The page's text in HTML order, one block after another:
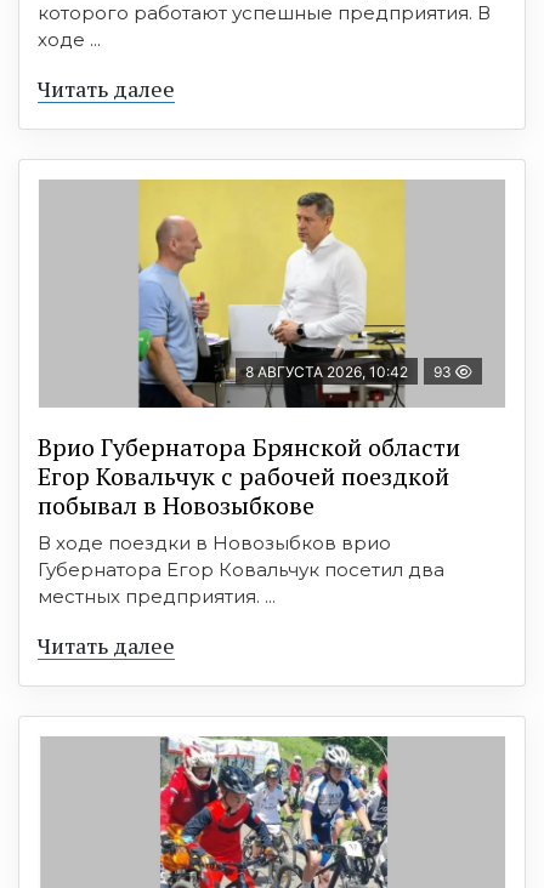
которого работают успешные предприятия. В
ходе ...
Читать далее
8 АВГУСТА 2026, 10:42 93
Врио Губернатора Брянской области
Егор Ковальчук с рабочей поездкой
побывал в Новозыбкове
В ходе поездки в Новозыбков врио
Губернатора Егор Ковальчук посетил два
местных предприятия. ...
Читать далее